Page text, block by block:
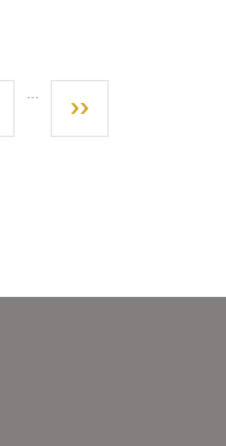
… Next page
››